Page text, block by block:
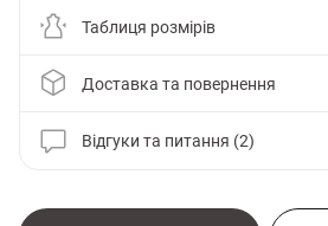
Таблиця розмірів
Доставка та повернення
Відгуки та питання (2)